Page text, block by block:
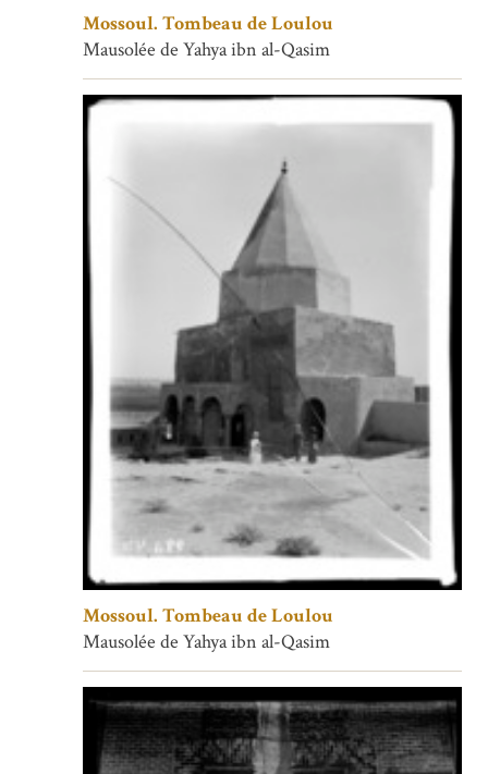
Mossoul. Tombeau de Loulou
Mausolée de Yahya ibn al-Qasim
Mossoul. Tombeau de Loulou
Mausolée de Yahya ibn al-Qasim